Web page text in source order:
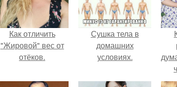
Как отличить
"Жировой" вес от
отёков.
Сушка тела в
домашних
условиях.